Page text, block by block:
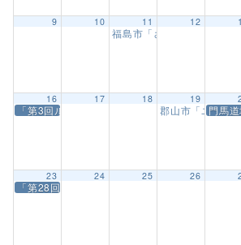
9 10 11
福島市「さくら幼稚園武道
12
16
「第3回ルーキーズ錬成大会」
17 18 19
郡山市「ユーパ
門馬
23
「第28回全東北空手道選手権大会」
24 25 26